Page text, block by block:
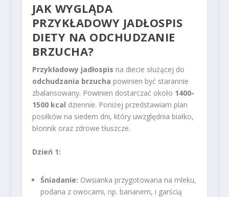
JAK WYGLĄDA
PRZYKŁADOWY JADŁOSPIS
DIETY NA ODCHUDZANIE
BRZUCHA?
Przykładowy jadłospis na diecie służącej do
odchudzania brzucha powinien być starannie
zbalansowany. Powinien dostarczać około 1400-
1500 kcal dziennie. Poniżej przedstawiam plan
posiłków na siedem dni, który uwzględnia białko,
błonnik oraz zdrowe tłuszcze.
Dzień 1:
Śniadanie: Owsianka przygotowana na mleku,
podana z owocami, np. bananem, i garścią